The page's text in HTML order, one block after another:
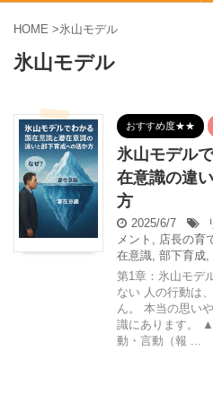
HOME >氷山モデル
氷山モデル
おすすめ度★★
氷山モデル
在意識の違
方
2025/6/7
メント , 店長の育
在意識, 部下育成,
第1章：氷山モデ
ない 人の行動は
ん。 本当の思い
識にあります。
動・言動（報 ...